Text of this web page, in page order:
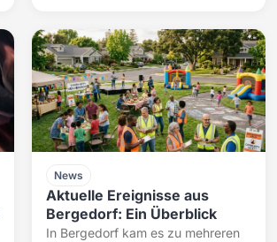
News
Aktuelle Ereignisse aus
Bergedorf: Ein Überblick
In Bergedorf kam es zu mehreren